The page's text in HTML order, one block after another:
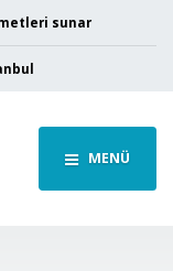
sunar
MENÜ